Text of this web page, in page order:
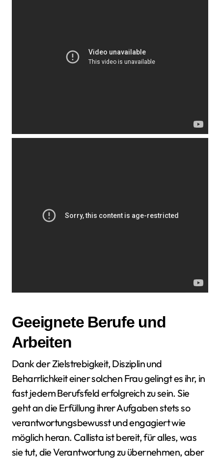
Geeignete Berufe und
Arbeiten
Dank der Zielstrebigkeit, Disziplin und
Beharrlichkeit einer solchen Frau gelingt es ihr, in
fast jedem Berufsfeld erfolgreich zu sein. Sie
geht an die Erfüllung ihrer Aufgaben stets so
verantwortungsbewusst und engagiert wie
möglich heran. Callista ist bereit, für alles, was
sie tut, die Verantwortung zu übernehmen, aber